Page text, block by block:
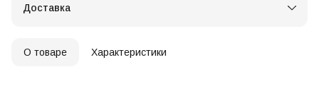
Доставка
О товаре Характеристики